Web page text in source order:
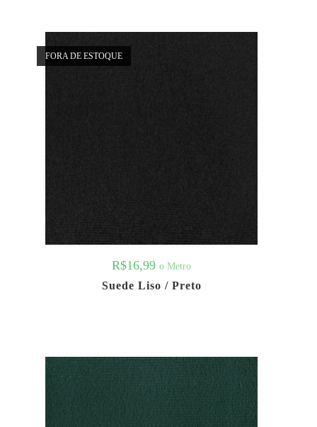
FORA DE ESTOQUE
R$16,99 o Metro
Suede Liso / Preto